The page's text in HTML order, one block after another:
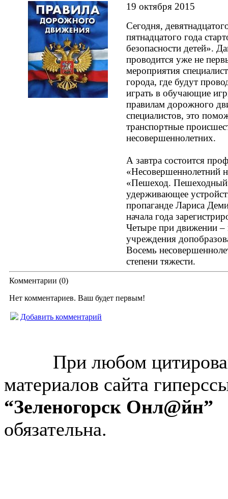
19 октября 2015
Сегодня,
пятнадцатого года
безопасности детей».
проводится уже не
мероприятия
города, где будут
играть в обучающие
правилам дорожного
специалистов, это
транспортные
несовершеннолетних.
А завтра состоится
«Несовершеннолетний
«Пешеход. Пешеходный
удерживающее
пропаганде Лариса
начала года
Четыре при движении
учреждения
Восемь
степени тяжести.
Комментарии (0)
Нет комментариев. Ваш будет первым!
Добавить комментарий
При любом
материалов сайта
“Зеленогорск Онл@йн”
обязательна.